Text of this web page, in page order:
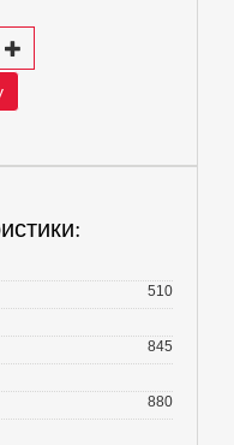
510
845
880